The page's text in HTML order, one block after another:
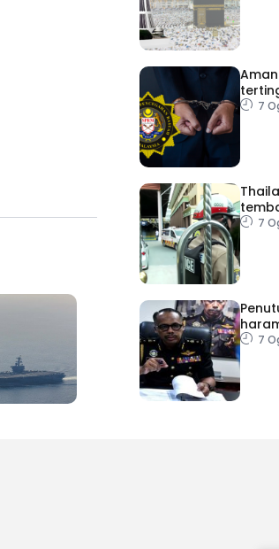
Ajinomoto (Malaysia) Berhad Perkasa SCORE
aminoVITAL® Bersama Pempengaruh Larian
pacu
7
7
7